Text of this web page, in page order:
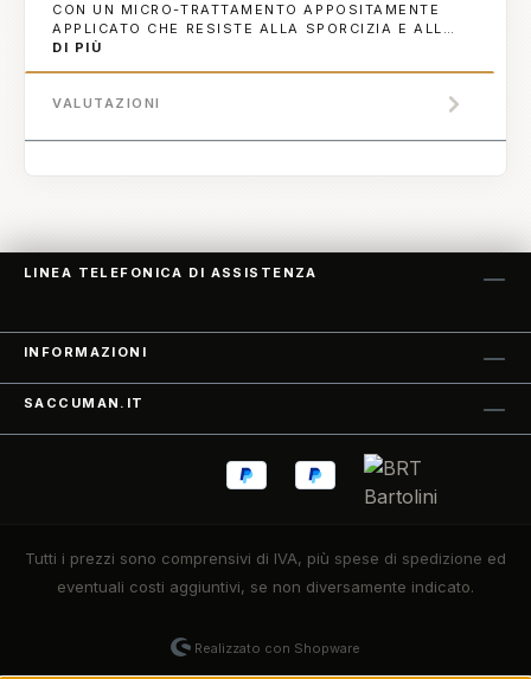
CON UN MICRO-TRATTAMENTO APPOSITAMENTE
APPLICATO CHE RESISTE ALLA SPORCIZIA E ALL…
DI PIÙ
VALUTAZIONI
LINEA TELEFONICA DI ASSISTENZA
INFORMAZIONI
SACCUMAN.IT
Tutti i prezzi sono comprensivi di IVA, più spese di spedizione ed
eventuali costi aggiuntivi, se non diversamente indicato.
Realizzato con Shopware